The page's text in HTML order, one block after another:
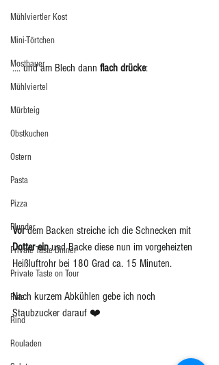
Mühlviertler Kost
Mini-Törtchen
Mostbauer
Mühlviertel
Mürbteig
Obstkuchen
Ostern
Pasta
Pizza
Plunder
Private Taste Dinner
Private Taste on Tour
Pute
Rind
Rouladen
.... und am Blech dann flach drücke:
Vor dem Backen streiche ich die Schnecken mit
Dotter ein und Backe diese nun im vorgeheizten
Heißluftrohr bei 180 Grad ca. 15 Minuten.
Nach kurzem Abkühlen gebe ich noch
Staubzucker darauf ❤️